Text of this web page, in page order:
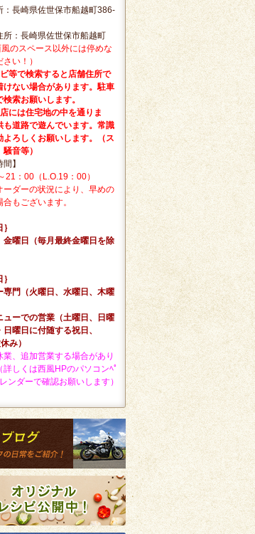
：長崎県佐世保市船越町386-
所：長崎県佐世保市船越町
風のスペース以外には停めな
い！）
で検索すると店舗住所で
けない場合があります。駐車
索お願いします。
は住宅地の中を通りま
も道路で遊んでいます。常識
よろしくお願いします。（ス
音等）
間】
21：00（L.O.19：00）
ーダーの状況により、早めの
合もございます。
金曜日（毎月最終金曜日を除
専門（火曜日、水曜日、木曜
ューでの営業（土曜日、日曜
日曜日に付随する祝日、
み）
、追加営業する場合があり
詳しくは西風HPのパソコンﾍﾟ
ンダーで確認お願いします）